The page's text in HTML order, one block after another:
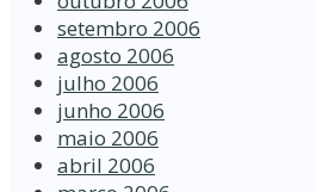
setembro 2006
agosto 2006
julho 2006
junho 2006
maio 2006
abril 2006